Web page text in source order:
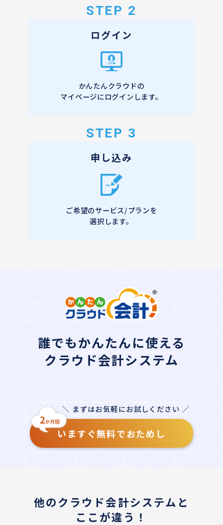
STEP 2
ログイン
かんたんクラウドの
マイページにログインします。
STEP 3
申し込み
ご希望のサービス/プランを
選択します。
誰でもかんたんに使える
クラウド会計システム
＼ まずはお気軽にお試しください ／
いますぐ無料でおためし
他のクラウド会計システムと
ここが違う！